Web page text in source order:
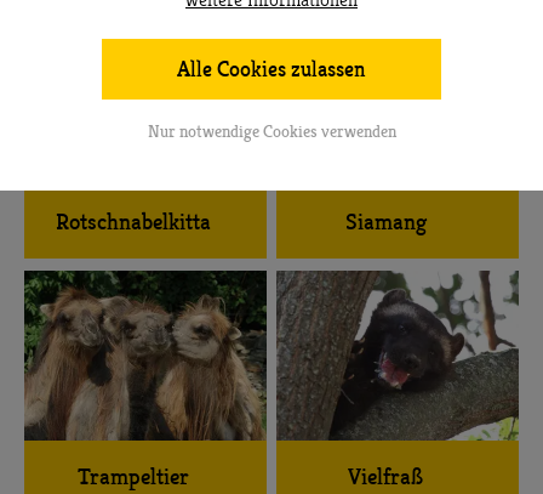
Rotschnabelkitta Siamang
Trampeltier Vielfraß
Alle Cookies zulassen
Nur notwendige Cookies verwenden